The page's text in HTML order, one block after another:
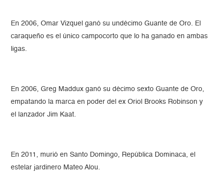
En 2006, Omar Vizquel ganó su undécimo Guante de Oro. El
caraqueño es el único campocorto que lo ha ganado en ambas
ligas.
En 2006, Greg Maddux ganó su décimo sexto Guante de Oro,
empatando la marca en poder del ex Oriol Brooks Robinson y
el lanzador Jim Kaat.
En 2011, murió en Santo Domingo, República Dominaca, el
estelar jardinero Mateo Alou.